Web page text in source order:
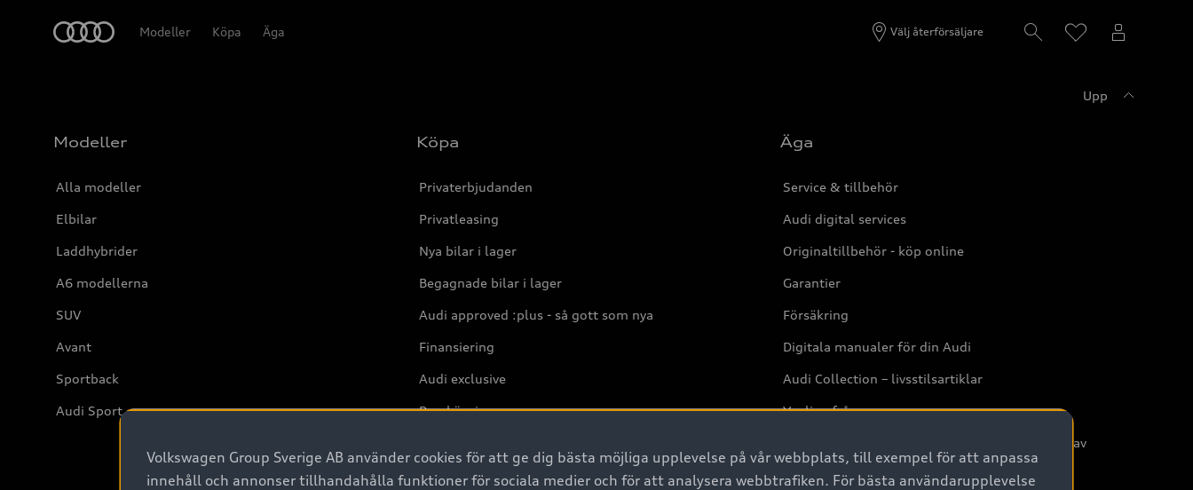
Modeller Köpa Äga Välj återförsäljare
Upp
Modeller
Alla modeller
Elbilar
Laddhybrider
A6 modellerna
SUV
Avant
Sportback
Audi Sport
Köpa
Privaterbjudanden
Privatleasing
Nya bilar i lager
Begagnade bilar i lager
Audi approved :plus - så gott som nya
Finansiering
Audi exclusive
Provkörning
Äga
Service & tillbehör
Audi digital services
Originaltillbehör - köp online
Garantier
Försäkring
Digitala manualer för din Audi
Audi Collection – livsstilsartiklar
Vanliga frågor
2G/3G nätet stängs ned - Hur påverkas min bil av
detta?
Volkswagen Group Sverige AB använder cookies för att ge dig bästa möjliga upplevelse på vår webbplats, till exempel för att anpassa
innehåll och annonser tillhandahålla funktioner för sociala medier och för att analysera webbtrafiken. För bästa användarupplevelse